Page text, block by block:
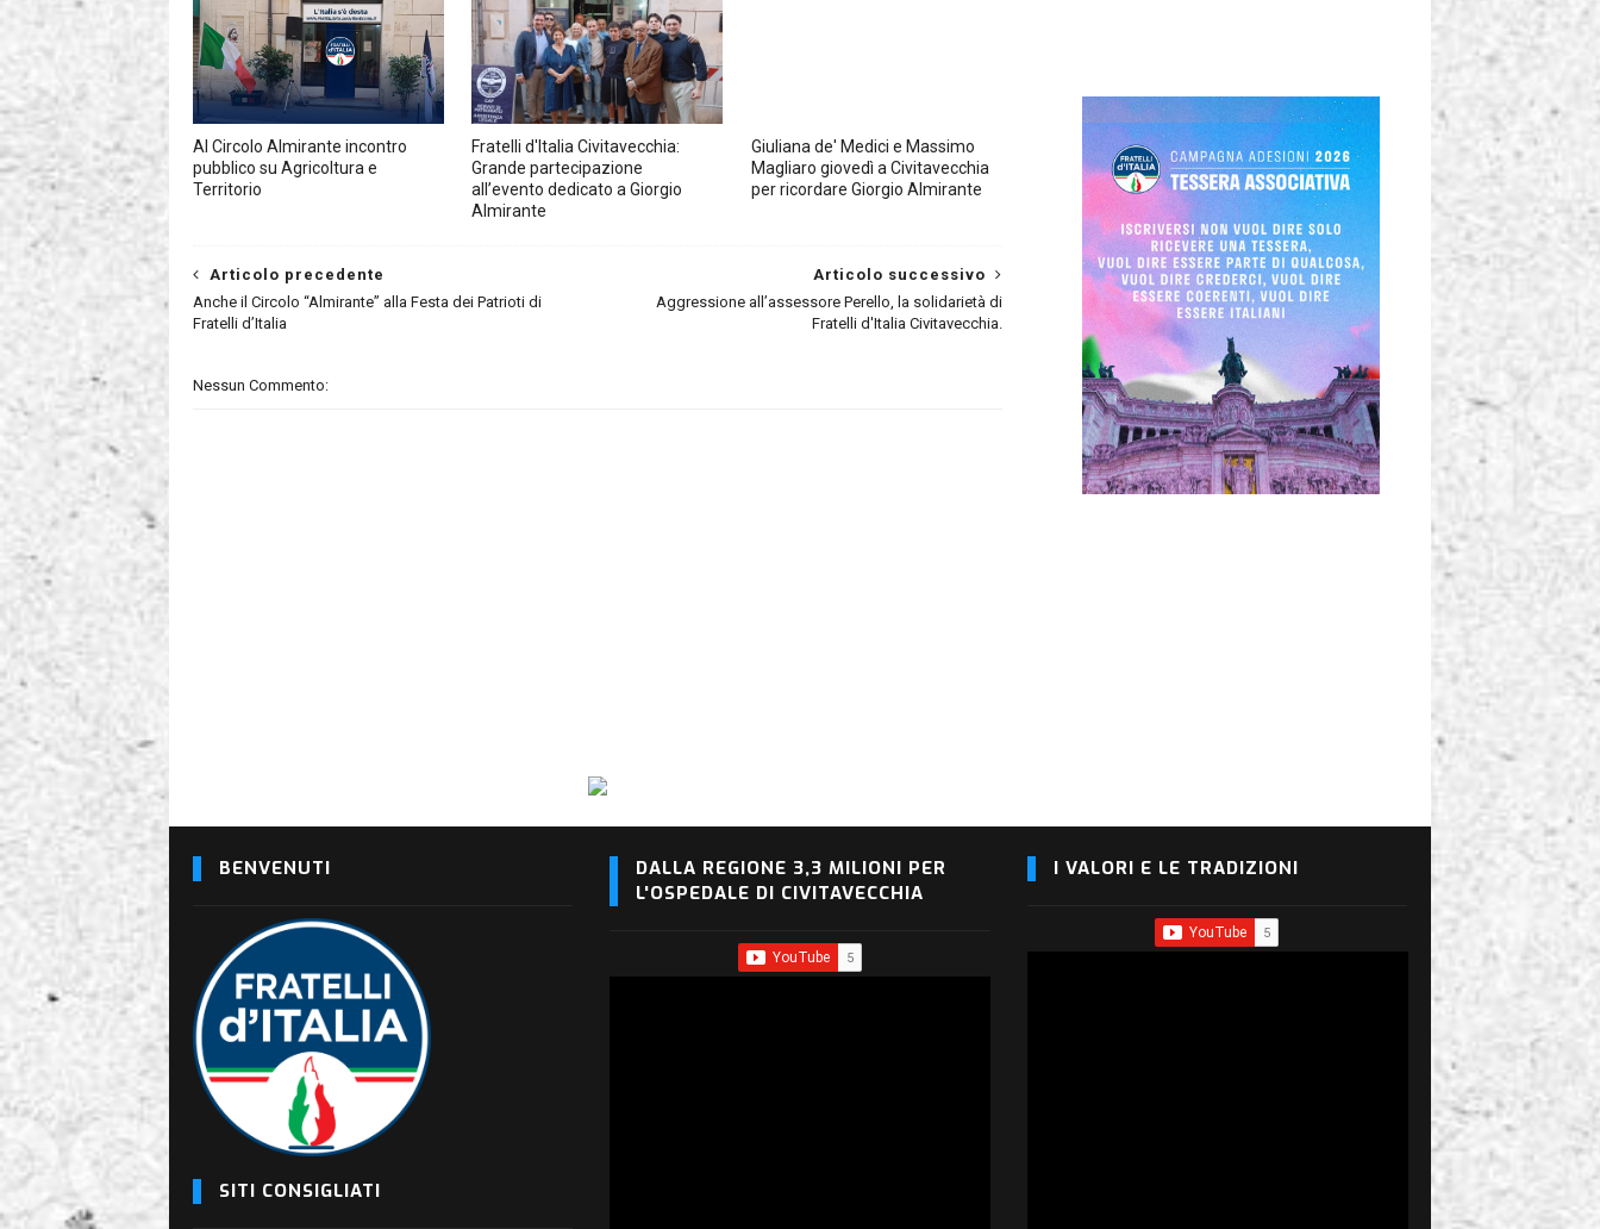
Al Circolo Almirante incontro
pubblico su Agricoltura e
Territorio
Fratelli d'Italia Civitavecchia:
Grande partecipazione
all’evento dedicato a Giorgio
Almirante
Giuliana de' Medici e Massimo
Magliaro giovedì a Civitavecchia
per ricordare Giorgio Almirante
Articolo successivo
Aggressione all’assessore Perello, la solidarietà di
Fratelli d'Italia Civitavecchia.
Articolo precedente
Anche il Circolo “Almirante” alla Festa dei Patrioti di
Fratelli d’Italia
Nessun Commento:
BENVENUTI
SITI CONSIGLIATI
DALLA REGIONE 3,3 MILIONI PER
L'OSPEDALE DI CIVITAVECCHIA
I VALORI E LE TRADIZIONI